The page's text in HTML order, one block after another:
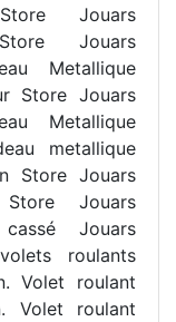
Jouars
Jouars
Metallique
Store Jouars
Metallique
metallique
Store Jouars
Store Jouars
Jouars
roulants
Volet roulant
Volet roulant